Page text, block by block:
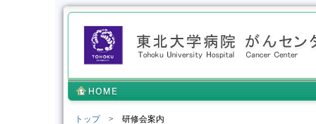
トップ> 研修会案内